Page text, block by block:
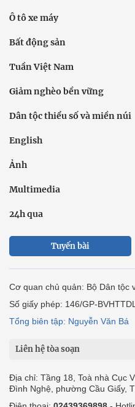
Ô tô xe máy
Bất động sản
Tuần Việt Nam
Giảm nghèo bền vững
Dân tộc thiểu số và miền núi
English
Ảnh
Multimedia
24h qua
Tuyến bài
Cơ quan chủ quản: Bộ Dân tộc
Số giấy phép: 146/GP-
Tổng biên tập: Nguyễn Văn Bá
Liên hệ tòa soạn
Địa chỉ: Tầng 18, Toà nhà Cục
Đình Nghệ, phường Cầu Giấy,